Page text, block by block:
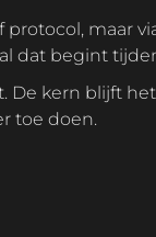
dat begint
toe doen.